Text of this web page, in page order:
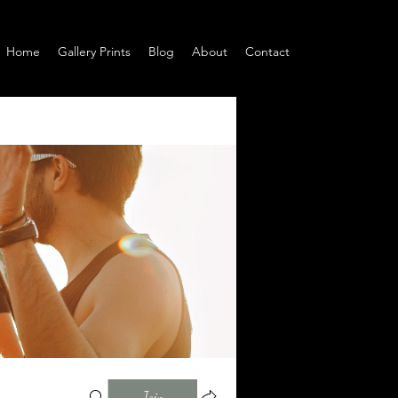
Home Gallery Prints Blog About Contact